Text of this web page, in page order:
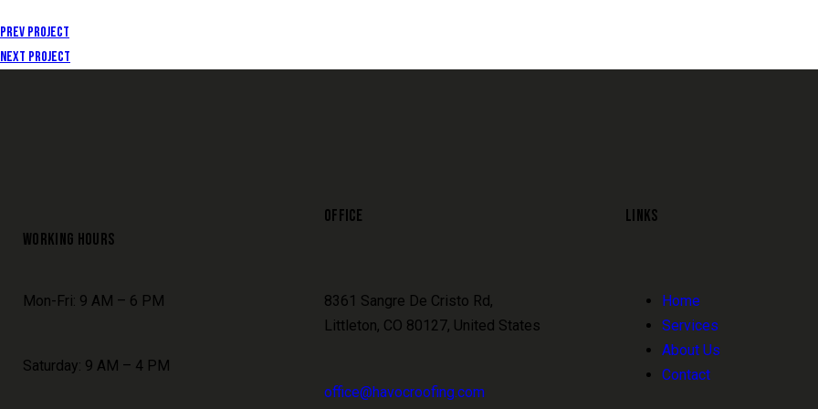
Prev Project
Next Project
WORKING HOURS
Mon-Fri: 9 AM – 6 PM
Saturday: 9 AM – 4 PM
OFFICE
8361 Sangre De Cristo Rd,
Littleton, CO 80127, United States
office@havocroofing.com
LINKS
Home
Services
About Us
Contact